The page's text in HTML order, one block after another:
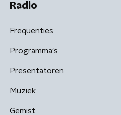
Radio
Frequenties
Programma's
Presentatoren
Muziek
Gemist